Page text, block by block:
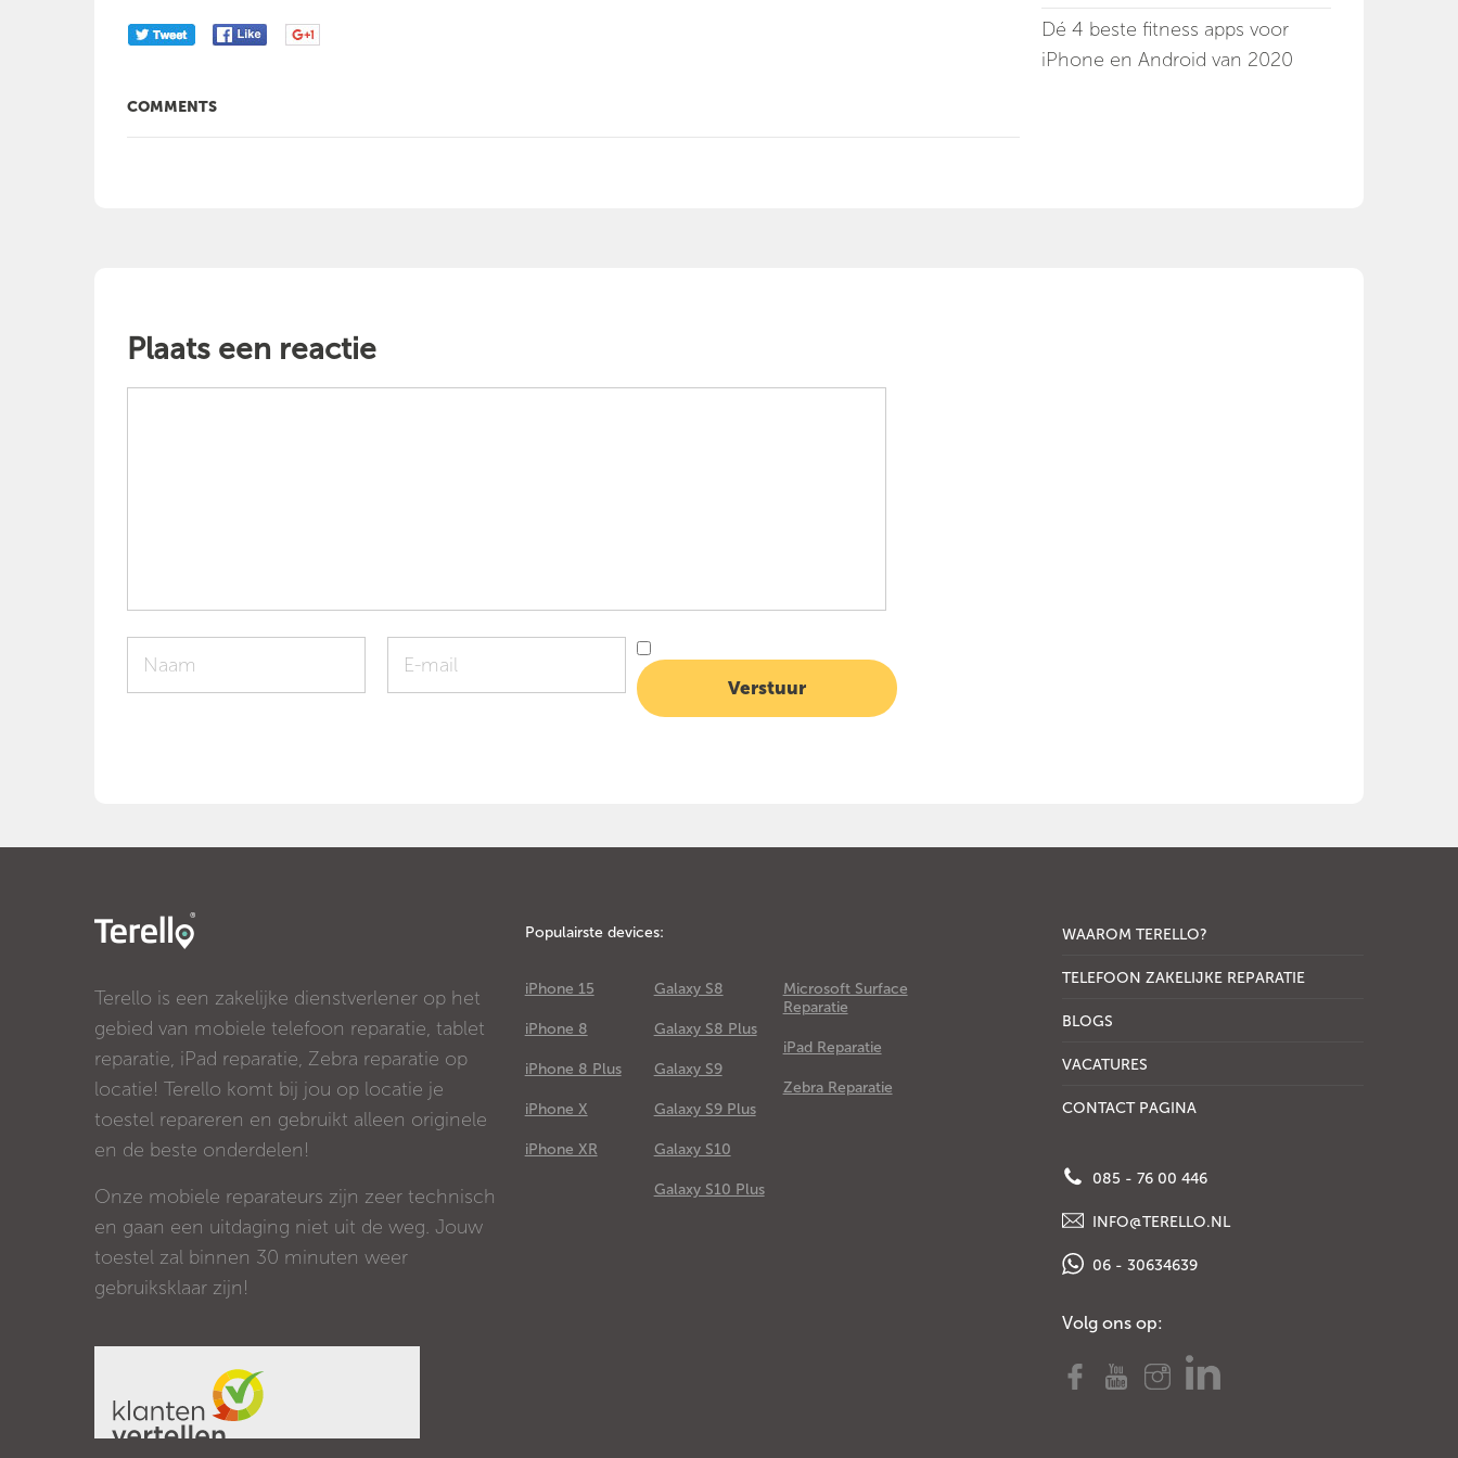
COMMENTS
Dé 4 beste fitness apps voor
iPhone en Android van 2020
Plaats een reactie
Terello is een zakelijke dienstverlener op het
gebied van mobiele telefoon reparatie, tablet
reparatie, iPad reparatie, Zebra reparatie op
locatie! Terello komt bij jou op locatie je
toestel repareren en gebruikt alleen originele
en de beste onderdelen!
Onze mobiele reparateurs zijn zeer technisch
en gaan een uitdaging niet uit de weg. Jouw
toestel zal binnen 30 minuten weer
gebruiksklaar zijn!
Populairste devices:
iPhone 15
iPhone 8
iPhone 8 Plus
iPhone X
iPhone XR
Galaxy S8
Galaxy S8 Plus
Galaxy S9
Galaxy S9 Plus
Galaxy S10
Galaxy S10 Plus
Microsoft Surface
Reparatie
iPad Reparatie
Zebra Reparatie
WAAROM TERELLO?
TELEFOON ZAKELIJKE REPARATIE
BLOGS
VACATURES
CONTACT PAGINA
085 - 76 00 446
INFO@TERELLO.NL
06 - 30634639
Volg ons op: